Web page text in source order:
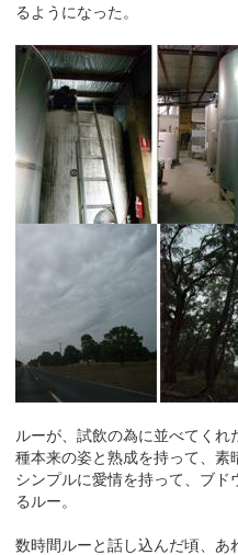
るようになった。
ルーが、試飲の為に並べてく
種本来の姿と熟成を持って、素
シンプルに愛情を持って、ブ
るルー。
数時間ルーと話し込んだ頃、あ